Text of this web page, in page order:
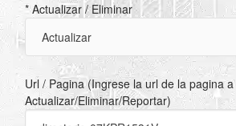
* Actualizar / Eliminar
Url / Pagina (Ingrese la url de la pagina a
Actualizar/Eliminar/Reportar)